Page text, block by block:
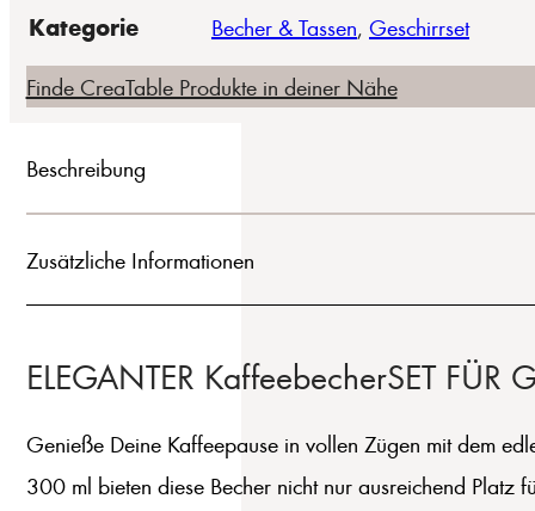
Kategorie Becher & Tassen, Geschirrset
Finde CreaTable Produkte in deiner Nähe
Beschreibung
Zusätzliche Informationen
ELEGANTER KaffeebecherSET FÜR
Genieße Deine Kaffeepause in vollen Zügen mit dem
300 ml bieten diese Becher nicht nur ausreichend Platz